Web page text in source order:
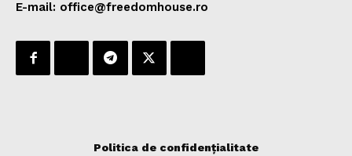
E-mail: office@freedomhouse.ro
Politica de confidențialitate